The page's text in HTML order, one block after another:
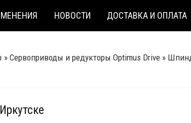
НОВОСТИ ДОСТАВКА И ОПЛАТА
» Сервоприводы и редукторы Optimus Drive »